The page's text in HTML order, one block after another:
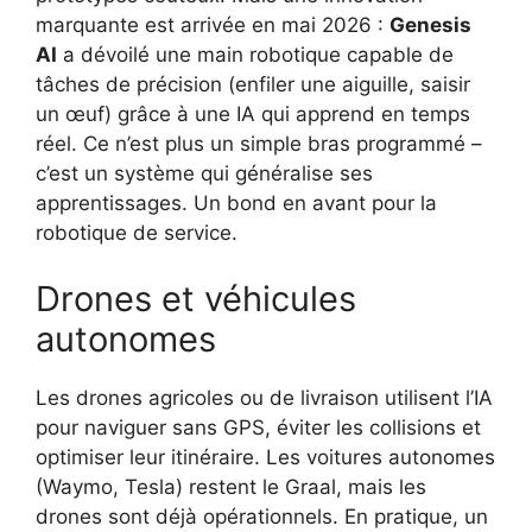
marquante est arrivée en mai 2026 : Genesis
AI a dévoilé une main robotique capable de
tâches de précision (enfiler une aiguille, saisir
un œuf) grâce à une IA qui apprend en temps
réel. Ce n’est plus un simple bras programmé –
c’est un système qui généralise ses
apprentissages. Un bond en avant pour la
robotique de service.
Drones et véhicules
autonomes
Les drones agricoles ou de livraison utilisent l’IA
pour naviguer sans GPS, éviter les collisions et
optimiser leur itinéraire. Les voitures autonomes
(Waymo, Tesla) restent le Graal, mais les
drones sont déjà opérationnels. En pratique, un